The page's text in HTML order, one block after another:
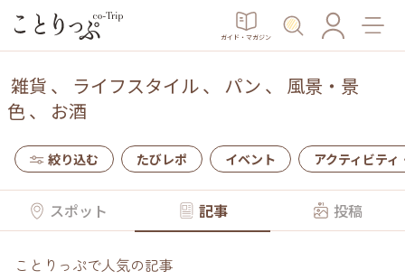
ガイド・マガジン
雑貨 、 ライフスタイル、 パン 、 風景・景
色、 お酒
絞り込む たびレポ イベント アクティビティ
スポット 記事 投稿
ことりっぷで人気の記事